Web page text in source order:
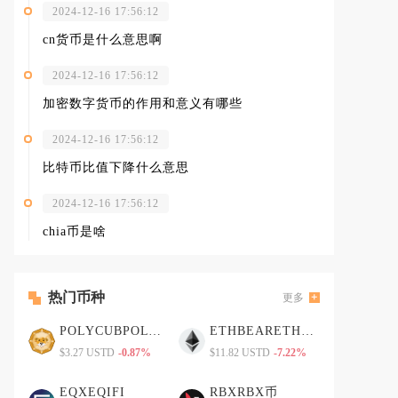
2024-12-16 17:56:12
cn货币是什么意思啊
2024-12-16 17:56:12
加密数字货币的作用和意义有哪些
2024-12-16 17:56:12
比特币比值下降什么意思
2024-12-16 17:56:12
chia币是啥
热门币种 更多
POLYCUBPOLYCUB币
$3.27 USTD -0.87%
ETHBEARETHBEAR币
$11.82 USTD -7.22%
EQXEQIFI RBXRBX币